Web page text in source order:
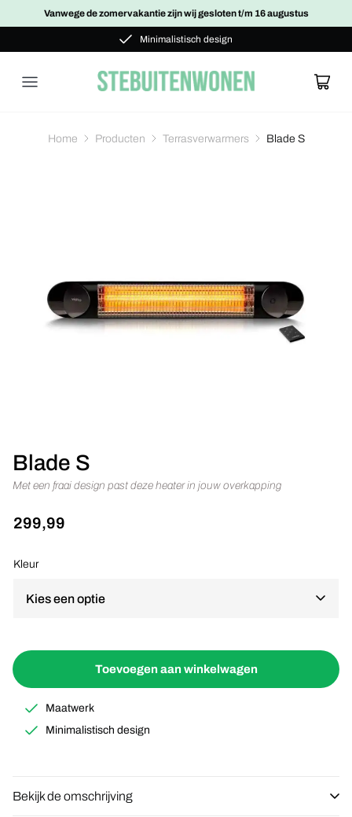
Vanwege de zomervakantie zijn wij gesloten t/m 16 augustus
Maatwerk
Minimalistisch design
Glazen schuifwand dubbelglas
Glazen buitendeur
Lamellen dak
Vouwwanden
Glazen schuifdeuren
Glazen scheidingswanden
Home Producten Terrasverwarmers Blade S
Blade S
Met een fraai design past deze heater in jouw overkapping
299,99
Kleur
Toevoegen aan winkelwagen
Maatwerk
Minimalistisch design
Bekijk de omschrijving